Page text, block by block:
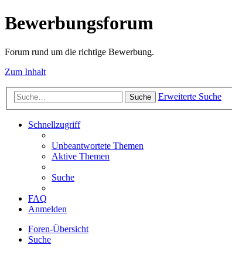
Bewerbungsforum
Forum rund um die richtige Bewerbung.
Zum Inhalt
Suche Erweiterte Suche
Schnellzugriff
Unbeantwortete Themen
Aktive Themen
Suche
FAQ
Anmelden
Foren-Übersicht
Suche